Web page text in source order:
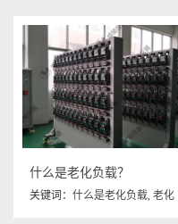
什么是老化负载？
关键词： 什么是老化负载, 老化